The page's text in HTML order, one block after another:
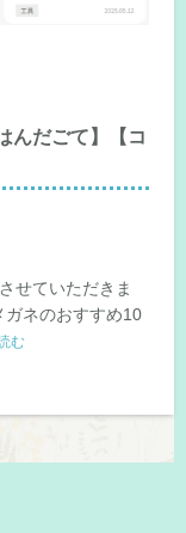
んだごて】【コ
せていただきま
ガネのおすすめ10
む